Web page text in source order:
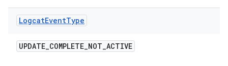
LogcatEventType
UPDATE_COMPLETE_NOT_ACTIVE